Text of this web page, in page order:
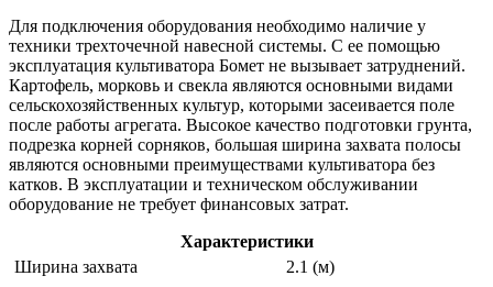
Для подключения оборудования необходимо наличие у
техники трехточечной навесной системы. С ее помощью
эксплуатация культиватора Бомет не вызывает затруднений.
Картофель, морковь и свекла являются основными видами
сельскохозяйственных культур, которыми засеивается поле
после работы агрегата. Высокое качество подготовки грунта,
подрезка корней сорняков, большая ширина захвата полосы
являются основными преимуществами культиватора без
катков. В эксплуатации и техническом обслуживании
оборудование не требует финансовых затрат.
Характеристики
Ширина захвата
2.1 (м)